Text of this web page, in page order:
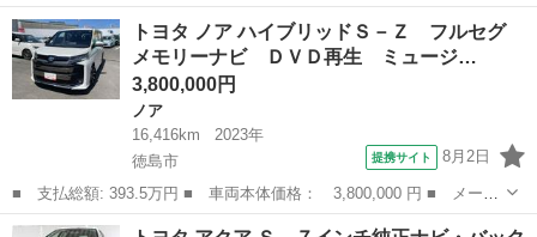
名： トヨタ ■ 車種名： ヴェルファイア ■ グレード名： ２．
４Ｚ ＥＴＣ バックカメラ ナビ クリアランスソナー 両側電動
スライドドア...
徳島 徳島市 ヴェルファイア
トヨタ ノア ハイブリッドＳ－Ｚ フルセグ
メモリーナビ ＤＶＤ再生 ミュージ…
3,800,000円
ノア
16,416km
2023年
徳島市
提携サイト 8月2日
■ 支払総額: 393.5万円 ■ 車両本体価格： 3,800,000 円 ■ メーカ
ー名： トヨタ ■ 車種名： ノア ■ グレード名： ハイブリッド
徳島 徳島市 ノア